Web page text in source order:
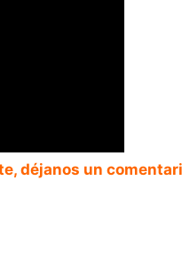
déjanos un